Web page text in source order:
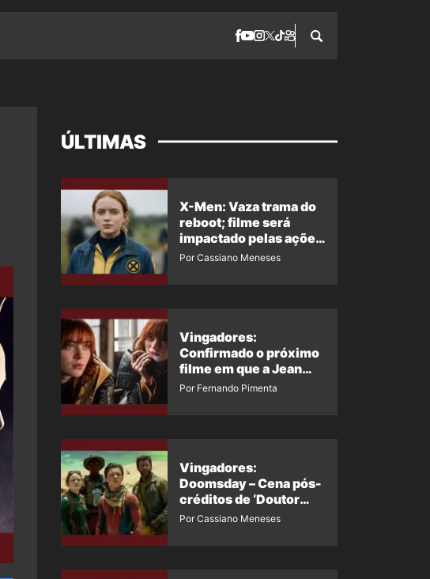
ÚLTIMAS
X-Men: Vaza trama do
reboot; filme será
impactado pelas ações
de Jean Grey em
Por Cassiano Meneses
Vingadores:
Confirmado o próximo
filme em que a Jean
Grey irá aparecer
Por Fernando Pimenta
Vingadores:
Doomsday – Cena pós-
créditos de ‘Doutor
Destino’ é revelada
Por Cassiano Meneses